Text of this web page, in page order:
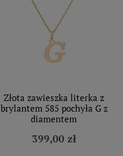
Złota zawieszka literka z
brylantem 585 pochyła G z
diamentem
399,00 zł